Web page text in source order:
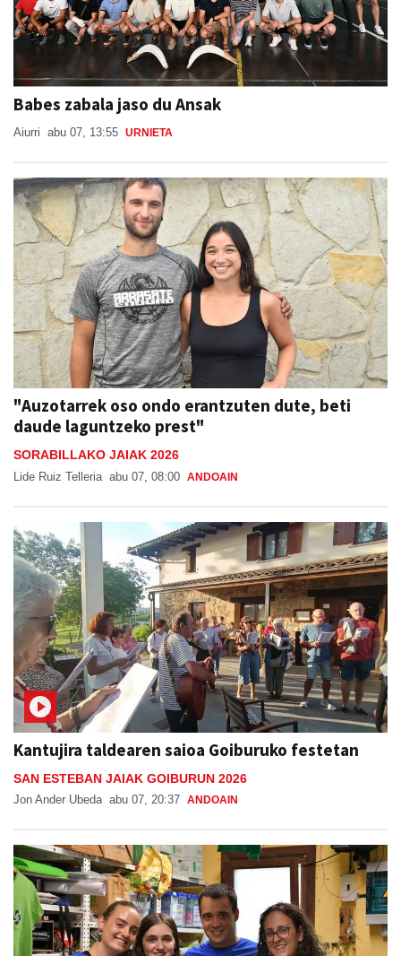
Babes zabala jaso du Ansak
Aiurri abu 07, 13:55 URNIETA
"Auzotarrek oso ondo erantzuten dute, beti
daude laguntzeko prest"
SORABILLAKO JAIAK 2026
Lide Ruiz Telleria abu 07, 08:00 ANDOAIN
Kantujira taldearen saioa Goiburuko festetan
SAN ESTEBAN JAIAK GOIBURUN 2026
Jon Ander Ubeda abu 07, 20:37 ANDOAIN